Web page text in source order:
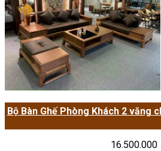
Bộ Bàn Ghế Phòng Khách 2 văng
16.500.000